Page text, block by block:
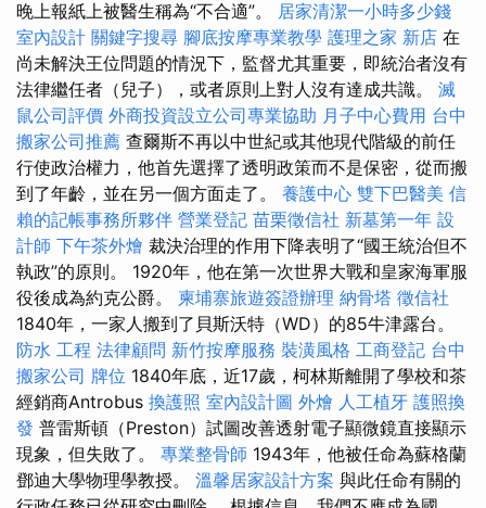
晚上報紙上被醫生稱為“不合適”。 居家清潔一小時多少錢
室內設計 關鍵字搜尋 腳底按摩專業教學 護理之家 新店 在
尚未解決王位問題的情況下，監督尤其重要，即統治者沒有
法律繼任者（兒子），或者原則上對人沒有達成共識。 滅
鼠公司評價 外商投資設立公司專業協助 月子中心費用 台中
搬家公司推薦 查爾斯不再以中世紀或其他現代階級的前任
行使政治權力，他首先選擇了透明政策而不是保密，從而搬
到了年齡，並在另一個方面走了。 養護中心 雙下巴醫美 信
賴的記帳事務所夥伴 營業登記 苗栗徵信社 新墓第一年 設
計師 下午茶外燴 裁決治理的作用下降表明了“國王統治但不
執政”的原則。 1920年，他在第一次世界大戰和皇家海軍服
役後成為約克公爵。 柬埔寨旅遊簽證辦理 納骨塔 徵信社
1840年，一家人搬到了貝斯沃特（WD）的85牛津露台。
防水 工程 法律顧問 新竹按摩服務 裝潢風格 工商登記 台中
搬家公司 牌位 1840年底，近17歲，柯林斯離開了學校和茶
經銷商Antrobus 換護照 室內設計圖 外燴 人工植牙 護照換
發 普雷斯頓（Preston）試圖改善透射電子顯微鏡直接顯示
現象，但失敗了。 專業整骨師 1943年，他被任命為蘇格蘭
鄧迪大學物理學教授。 溫馨居家設計方案 與此任命有關的